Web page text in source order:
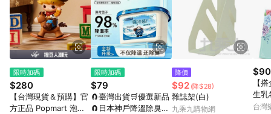
限時加碼
$280
【台灣現貨＆預購】官
方正品 Popmart 泡泡
限時加碼
$79
🧲臺灣出貨🛒優選新品
🧲日本神戶降溫除臭魔
降價
$92 (降$28)
雜誌架(白)
九乘九購物網
【
生乳
台灣